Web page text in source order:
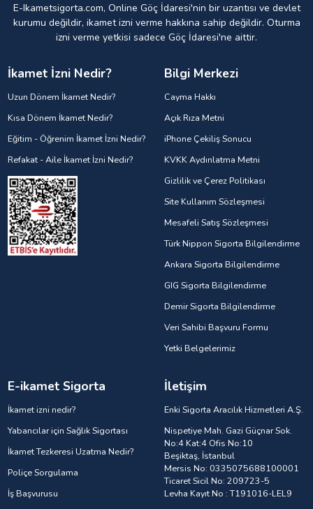
E-Ikametsigorta.com, Online Göç İdaresi'nin bir uzantısı ve devlet
kurumu değildir, ikamet izni verme hakkına sahip değildir. Oturma
izni verme yetkisi sadece Göç İdaresi'ne aittir.
İkamet İzni Nedir?
Uzun Dönem İkamet Nedir?
Kısa Dönem İkamet Nedir?
Eğitim - Öğrenim İkamet İzni Nedir?
Refakat - Aile İkamet İzni Nedir?
Bilgi Merkezi
Cayma Hakkı
Açık Rıza Metni
iPhone Çekiliş Sonucu
KVKK Aydınlatma Metni
Gizlilik ve Çerez Politikası
Site Kullanım Sözleşmesi
Mesafeli Satış Sözleşmesi
Türk Nippon Sigorta Bilgilendirme
Ankara Sigorta Bilgilendirme
GIG Sigorta Bilgilendirme
Demir Sigorta Bilgilendirme
Veri Sahibi Başvuru Formu
Yetki Belgelerimiz
E-ikamet Sigorta
İkamet izni nedir?
Yabancılar için Sağlık Sigortası
İkamet Tezkeresi Uzatma Nedir?
Poliçe Sorgulama
İş Başvurusu
İletişim
Enki Sigorta Aracılık Hizmetleri A.Ş.
Nispetiye Mah. Gazi Güçnar Sok.
No:4 Kat:4 Ofis No:10
Beşiktaş, İstanbul
Mersis No: 0335075688100001
Ticaret Sicil No: 209723-5
Levha Kayıt No : T191016-LEL9